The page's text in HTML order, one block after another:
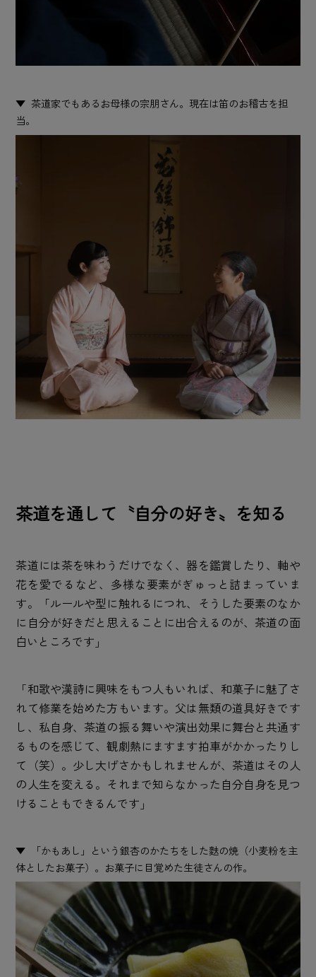
茶道家でもあるお母様の宗朋さん。現在は笛のお稽古を担
当。
茶道を通して〝自分の好き〟を知る
茶道には茶を味わうだけでなく、器を鑑賞したり、軸や
花を愛でるなど、多様な要素がぎゅっと詰まっていま
す。「ルールや型に触れるにつれ、そうした要素のなか
に自分が好きだと思えることに出合えるのが、茶道の面
白いところです」
「和歌や漢詩に興味をもつ人もいれば、和菓子に魅了さ
れて修業を始めた方もいます。父は無類の道具好きです
し、私自身、茶道の振る舞いや演出効果に舞台と共通す
るものを感じて、観劇熱にますます拍車がかかったりし
て（笑）。少し大げさかもしれませんが、茶道はその人
の人生を変える。それまで知らなかった自分自身を見つ
けることもできるんです」
「かもあし」という銀杏のかたちをした麩の焼（小麦粉を主
体としたお菓子）。お菓子に目覚めた生徒さんの作。